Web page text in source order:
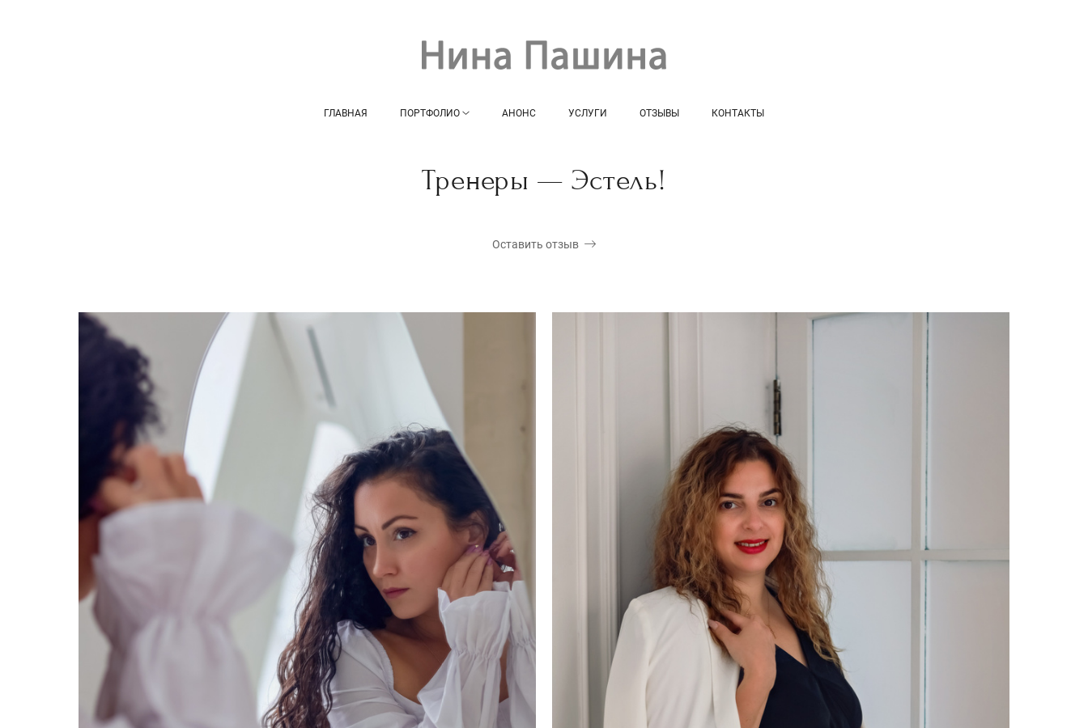
ГЛАВНАЯ ПОРТФОЛИО АНОНС УСЛУГИ ОТЗЫВЫ КОНТАКТЫ
Тренеры — Эстель!
Оставить отзыв